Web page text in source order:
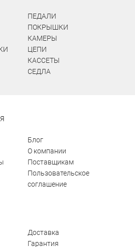
ПЕДАЛИ
ПОКРЫШКИ
КАМЕРЫ
ЦЕПИ
КАССЕТЫ
СЕДЛА
Блог
О компании
Поставщикам
Пользовательское
соглашение
Доставка
Гарантия